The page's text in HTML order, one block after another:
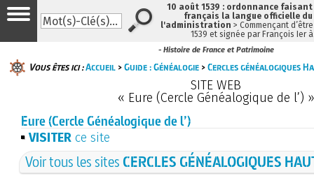
- Histoire de France et Patrimoine
Vous êtes ici :Accueil >Guide : Généalogie >Cercles généalogiques
SITE WEB
« Eure (Cercle Généalogique de l’) »
Eure (Cercle Généalogique de l’)
VISITER ce site
Voir tous les sites CERCLES GÉNÉALOGIQUES
10 août 1539 : ordonnance
français la langue officielle
l'administration > Commençant
1539 et signée par François Ier